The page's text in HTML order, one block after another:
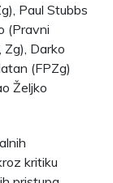
Paul Stubbs
(Pravni
Zg), Darko
(FPZg)
Željko
kritiku